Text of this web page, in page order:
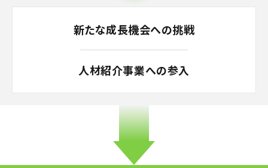
新たな成長機会への挑戦
人材紹介事業への参入